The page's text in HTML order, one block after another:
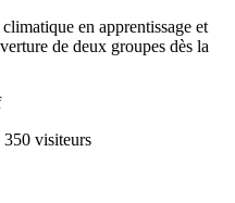
en apprentissage et
de deux groupes dès la
visiteurs